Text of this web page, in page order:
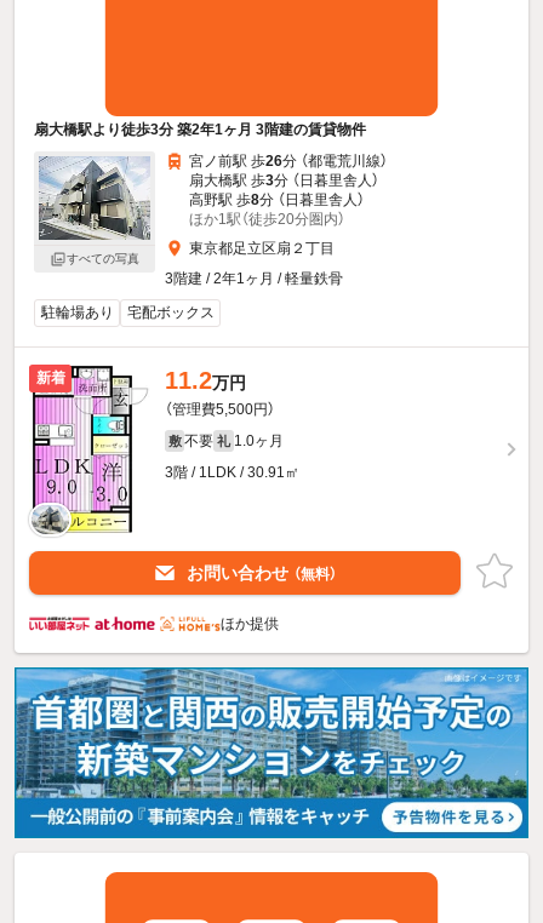
扇大橋駅より徒歩3分 築2年1ヶ月 3階建の賃貸物件
すべての写真
宮ノ前駅 歩26分 （都電荒川線）
扇大橋駅 歩3分 （日暮里舎人）
高野駅 歩8分 （日暮里舎人）
ほか1駅（徒歩20分圏内）
東京都足立区扇２丁目
3階建 / 2年1ヶ月 / 軽量鉄骨
駐輪場あり
宅配ボックス
新着 11.2万円
（管理費5,500円）
敷 不要 礼 1.0ヶ月
3階 / 1LDK / 30.91㎡
お問い合わせ （無料）
ほか提供